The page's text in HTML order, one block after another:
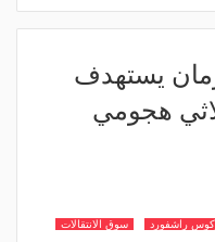
يستهدف
هجومي
راشفورد سوق الانتقالات